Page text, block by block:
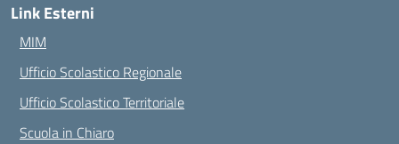
Link Esterni
MIM
Ufficio Scolastico Regionale
Ufficio Scolastico Territoriale
Scuola in Chiaro